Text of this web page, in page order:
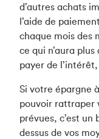
d’autres achats
l’aide de
chaque mois des
ce qui n’aura
payer de
Si votre épargne
pouvoir rattraper
prévues, c’est un
dessus de vos